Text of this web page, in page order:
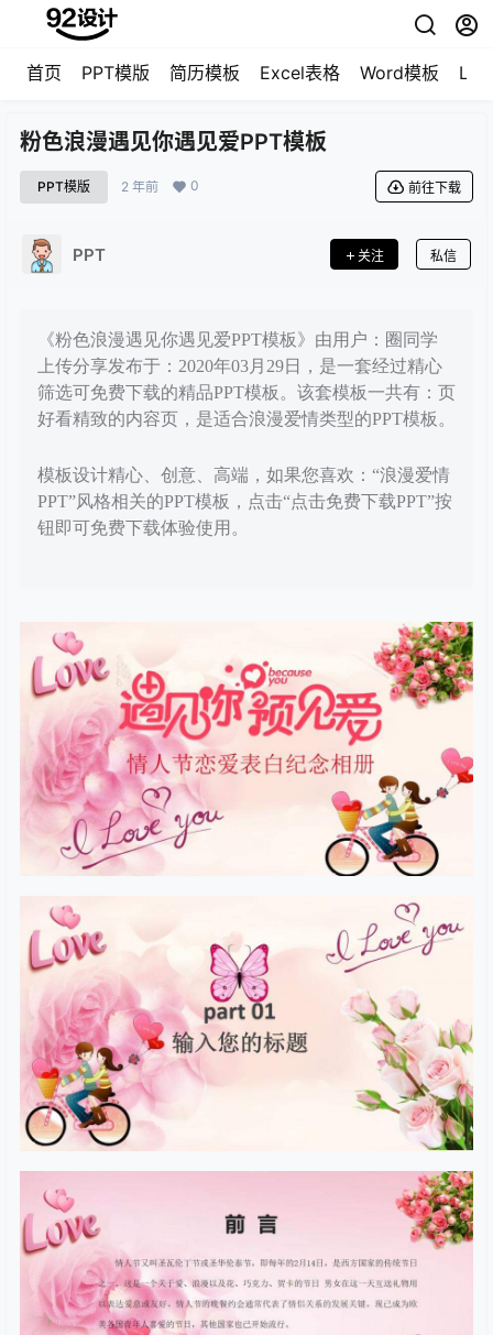
首页 PPT模版 简历模板 Excel表格 Word模板
粉色浪漫遇见你遇见爱PPT模板
PPT模版 2 年前 0 前往下载
PPT 关注 私信
《粉色浪漫遇见你遇见爱PPT模板》由用户：圈同学
上传分享发布于：2020年03月29日，是一套经过精心
筛选可免费下载的精品PPT模板。该套模板一共有：页
好看精致的内容页，是适合浪漫爱情类型的PPT模板。
模板设计精心、创意、高端，如果您喜欢：“浪漫爱情
PPT”风格相关的PPT模板，点击“点击免费下载PPT”按
钮即可免费下载体验使用。